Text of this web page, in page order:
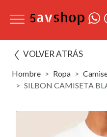
VOLVER ATRÁS
Hombre Ropa
SILBON CAMISETA